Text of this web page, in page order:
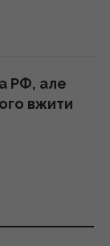
РФ, але
вжити
Шенгені